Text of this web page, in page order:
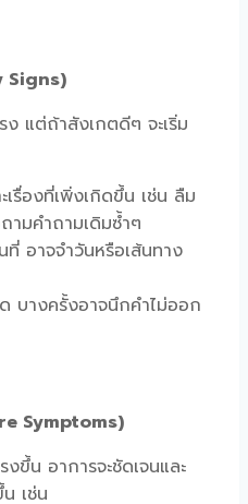
Signs)
ง แต่ถ้าสังเกตดีๆ จะเริ่ม
รื่องที่เพิ่งเกิดขึ้น เช่น ลืม
ามคำถามเดิมซ้ำๆ
ที่ อาจจำวันหรือเส้นทาง
บางครั้งอาจนึกคำไม่ออก
Symptoms)
ขึ้น อาการจะชัดเจนและ
เช่น